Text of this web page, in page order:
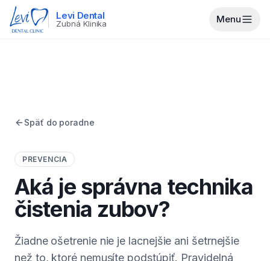
Levi Dental
Zubná Klinika Menu
Späť do poradne
PREVENCIA
Aká je správna technika
čistenia zubov?
Žiadne ošetrenie nie je lacnejšie ani šetrnejšie
než to, ktoré nemusíte podstúpiť. Pravidelná